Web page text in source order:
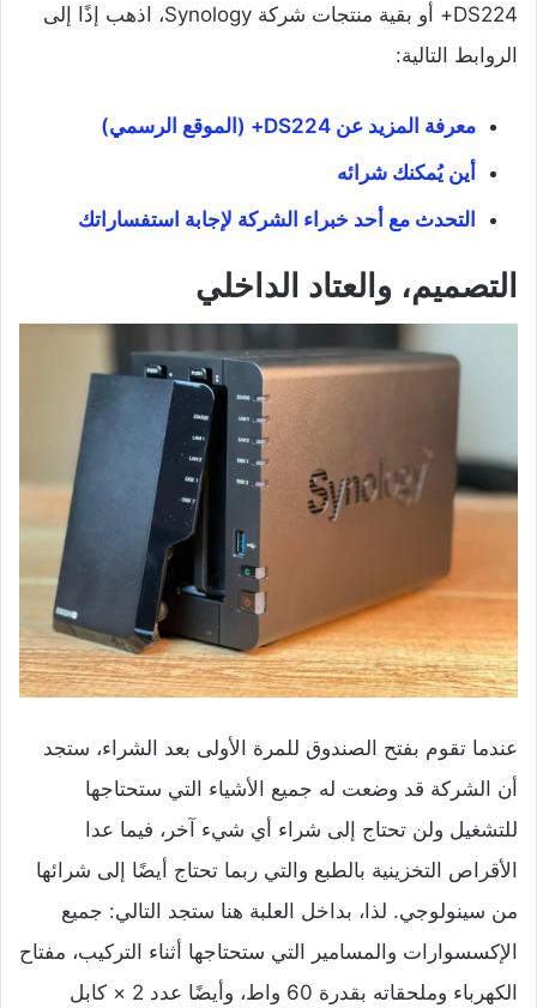
DS224+ أو بقية منتجات شركة Synology، اذهب إذًا إلى
الروابط التالية:
معرفة المزيد عن DS224+ (الموقع الرسمي)
أين يُمكنك شرائه
التحدث مع أحد خبراء الشركة لإجابة استفساراتك
التصميم، والعتاد الداخلي
عندما تقوم بفتح الصندوق للمرة الأولى بعد الشراء، ستجد
أن الشركة قد وضعت له جميع الأشياء التي ستحتاجها
للتشغيل ولن تحتاج إلى شراء أي شيء آخر، فيما عدا
الأقراص التخزينية بالطبع والتي ربما تحتاج أيضًا إلى شرائها
من سينولوجي. لذا، بداخل العلبة هنا ستجد التالي: جميع
الإكسسوارات والمسامير التي ستحتاجها أثناء التركيب، مفتاح
الكهرباء وملحقاته بقدرة 60 واط، وأيضًا عدد 2 × كابل